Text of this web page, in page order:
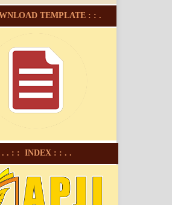
TEMPLATE : : .
. . : : INDEX : : . .